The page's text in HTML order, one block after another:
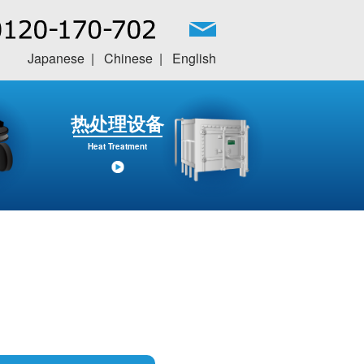
Japanese Chinese English
热处理设备
Heat Treatment